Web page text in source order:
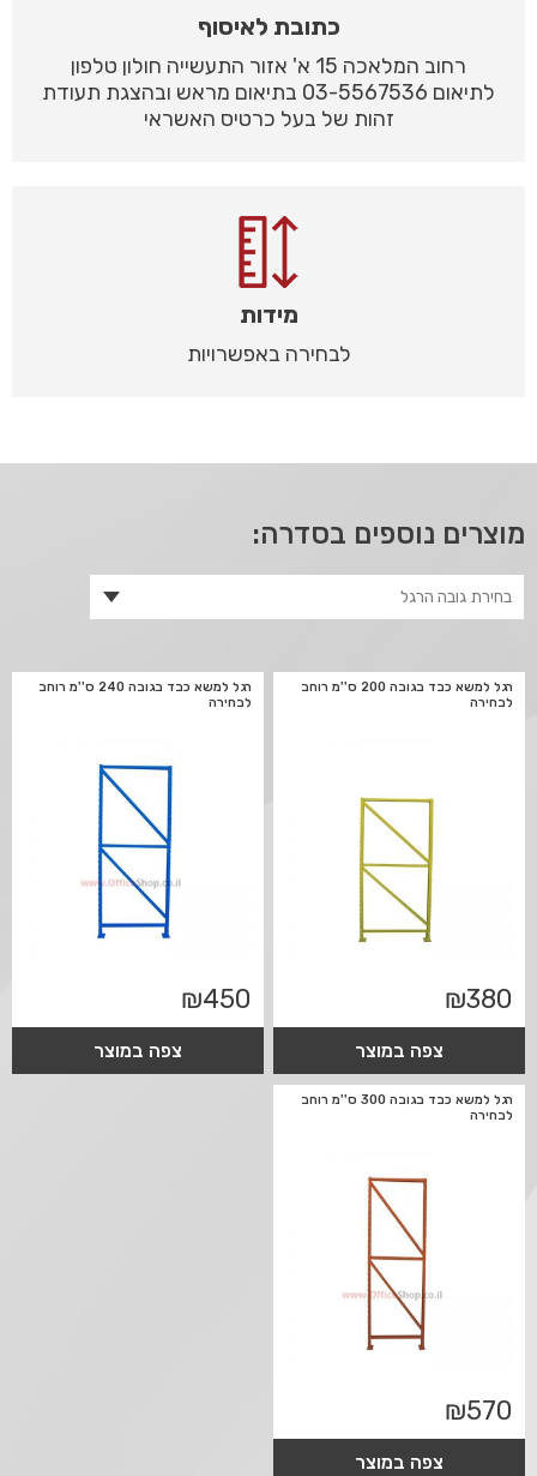
כתובת לאיסוף
רחוב המלאכה 15 א' אזור התעשייה חולון טלפון
לתיאום 03-5567536 בתיאום מראש ובהצגת תעודת
זהות של בעל כרטיס האשראי
מידות
לבחירה באפשרויות
מוצרים נוספים בסדרה:
רגל למשא כבד בגובה 200 ס''מ רוחב
לבחירה
₪380
צפה במוצר
רגל למשא כבד בגובה 240 ס''מ רוחב
לבחירה
₪450
צפה במוצר
רגל למשא כבד בגובה 300 ס''מ רוחב
לבחירה
₪570
צפה במוצר